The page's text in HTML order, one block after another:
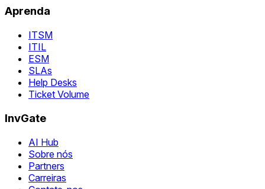
Aprenda
ITSM
ITIL
ESM
SLAs
Help Desks
Ticket Volume
InvGate
AI Hub
Sobre nós
Partners
Carreiras